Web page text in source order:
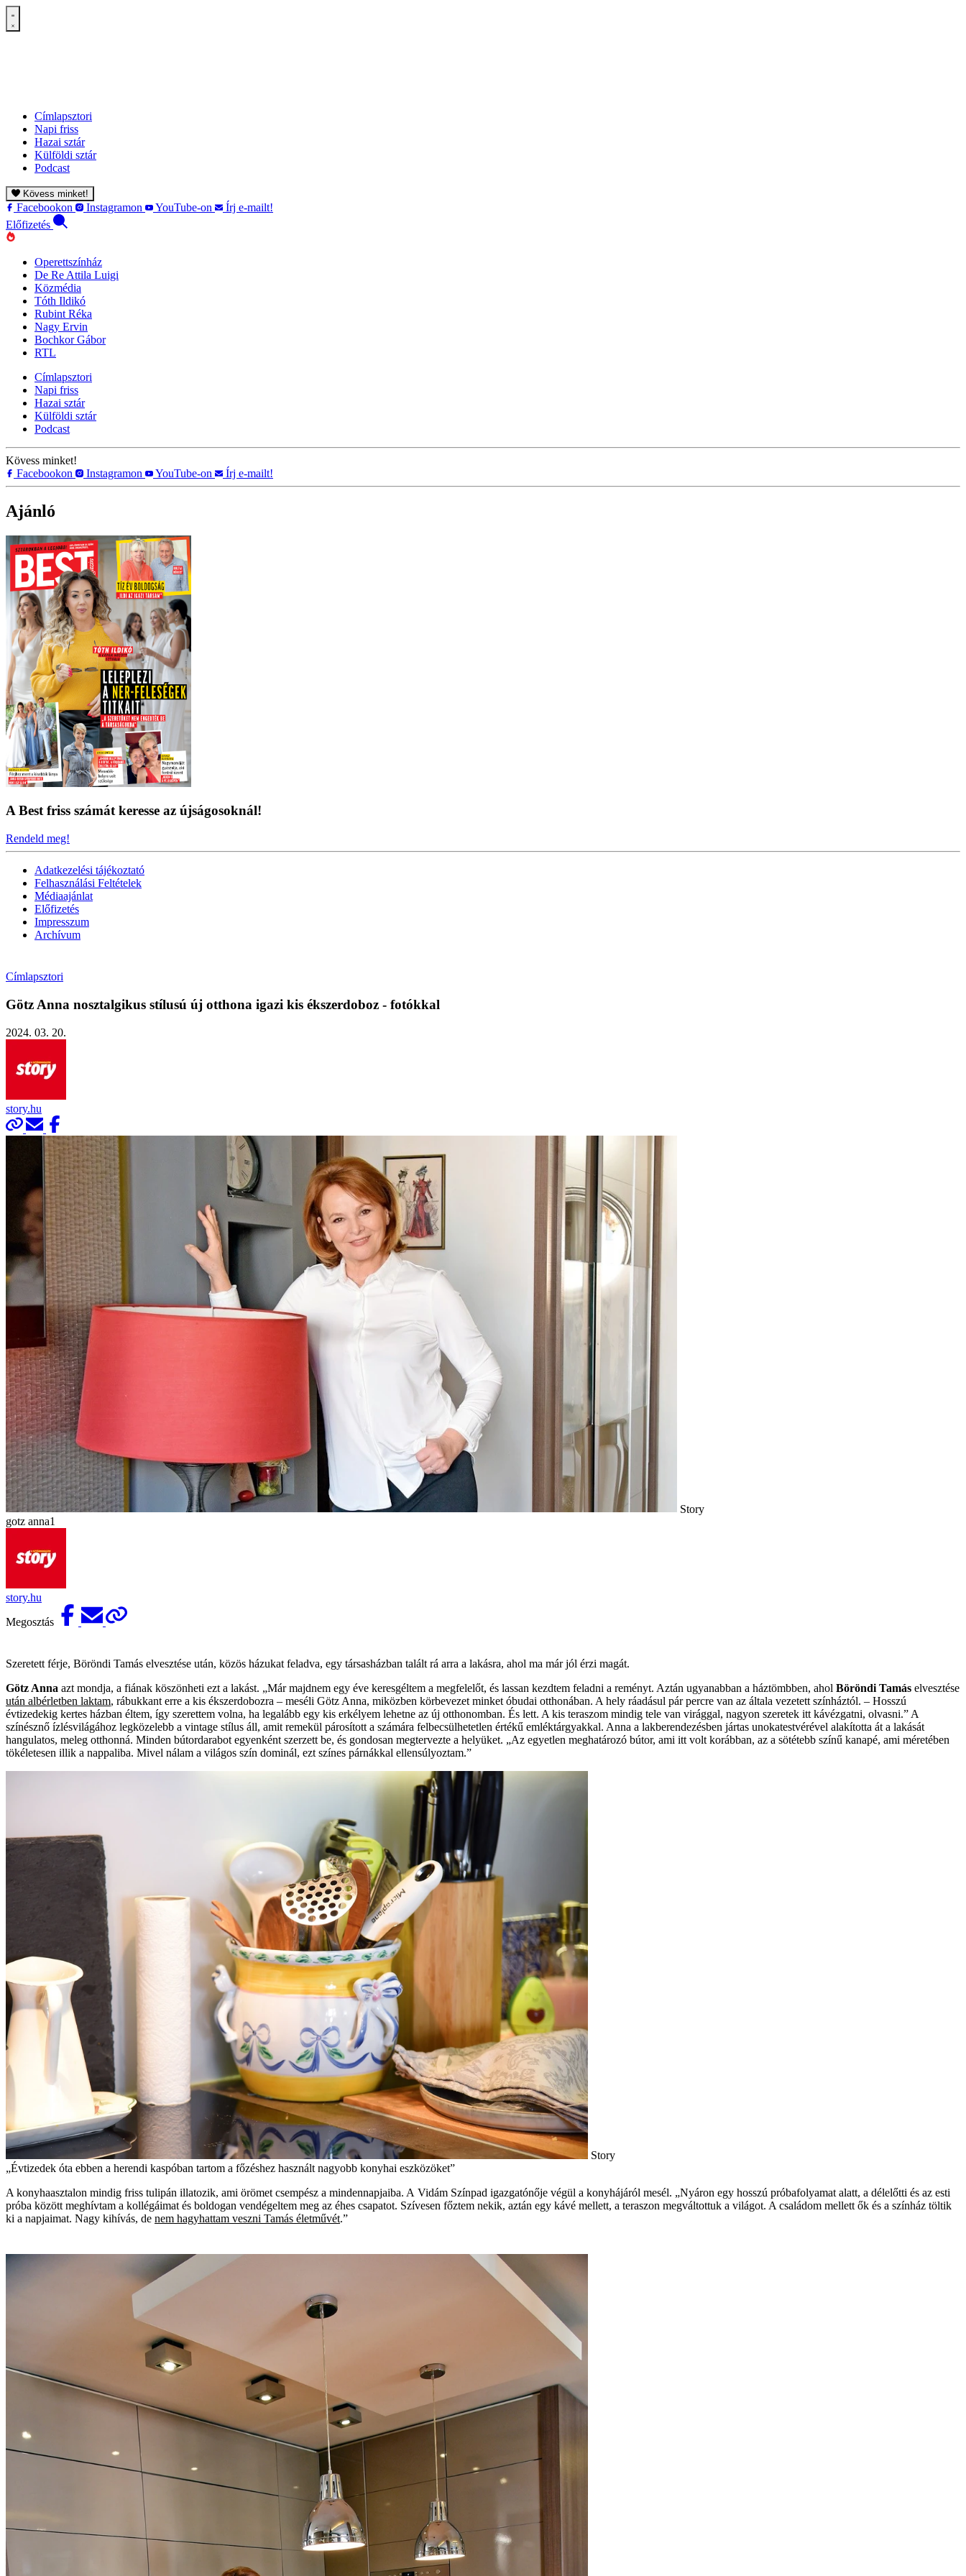
Címlapsztori
Napi friss
Hazai sztár
Külföldi sztár
Podcast
Kövess minket!
Facebookon Instagramon YouTube-on
Írj e-mailt!
Előfizetés
Operettszínház
De Re Attila Luigi
Közmédia
Tóth Ildikó
Rubint Réka
Nagy Ervin
Bochkor Gábor
RTL
Címlapsztori
Napi friss
Hazai sztár
Külföldi sztár
Podcast
Kövess minket!
Facebookon
Instagramon YouTube-on Írj e-mailt!
Ajánló
A Best friss számát keresse az újságosoknál!
Rendeld meg!
Adatkezelési tájékoztató
Felhasználási Feltételek
Médiaajánlat
Előfizetés
Impresszum
Archívum
Címlapsztori
Götz Anna nosztalgikus stílusú új otthona igazi kis ékszerdoboz - fotókkal
2024. 03. 20.
story.hu
Story
gotz anna1
story.hu
Megosztás
Szeretett férje, Böröndi Tamás elvesztése után, közös házukat feladva, egy társasházban talált rá arra a lakásra, ahol ma már jól érzi magát.
Götz Anna azt mondja, a fiának köszönheti ezt a lakást. „Már majdnem egy éve keresgéltem a megfelelőt, és lassan kezdtem feladni a reményt. Aztán ugyanabban a háztömbben, ahol Böröndi Tamás elvesztése
után albérletben laktam, rábukkant erre a kis ékszerdobozra – meséli Götz Anna, miközben körbevezet minket óbudai otthonában. A hely ráadásul pár percre van az általa vezetett színháztól. – Hosszú
évtizedekig kertes házban éltem, így szerettem volna, ha legalább egy kis erkélyem lehetne az új otthonomban. És lett. A kis teraszom mindig tele van virággal, nagyon szeretek itt kávézgatni, olvasni.” A
színésznő ízlésvilágához legközelebb a vintage stílus áll, amit remekül párosított a számára felbecsülhetetlen értékű emléktárgyakkal. Anna a lakberendezésben jártas unokatestvérével alakította át a lakását
hangulatos, meleg otthonná. Minden bútordarabot egyenként szerzett be, és gondosan megtervezte a helyüket. „Az egyetlen meghatározó bútor, ami itt volt korábban, az a sötétebb színű kanapé, ami méretében
tökéletesen illik a nappaliba. Mivel nálam a világos szín dominál, ezt színes párnákkal ellensúlyoztam.”
Story
„Évtizedek óta ebben a herendi kaspóban tartom a főzéshez használt nagyobb konyhai eszközöket”
A konyhaasztalon mindig friss tulipán illatozik, ami örömet csempész a mindennapjaiba. A Vidám Színpad igazgatónője végül a konyhájáról mesél. „Nyáron egy hosszú próbafolyamat alatt, a délelőtti és az esti
próba között meghívtam a kollégáimat és boldogan vendégeltem meg az éhes csapatot. Szívesen főztem nekik, aztán egy kávé mellett, a teraszon megváltottuk a világot. A családom mellett ők és a színház töltik
ki a napjaimat. Nagy kihívás, de nem hagyhattam veszni Tamás életművét.”